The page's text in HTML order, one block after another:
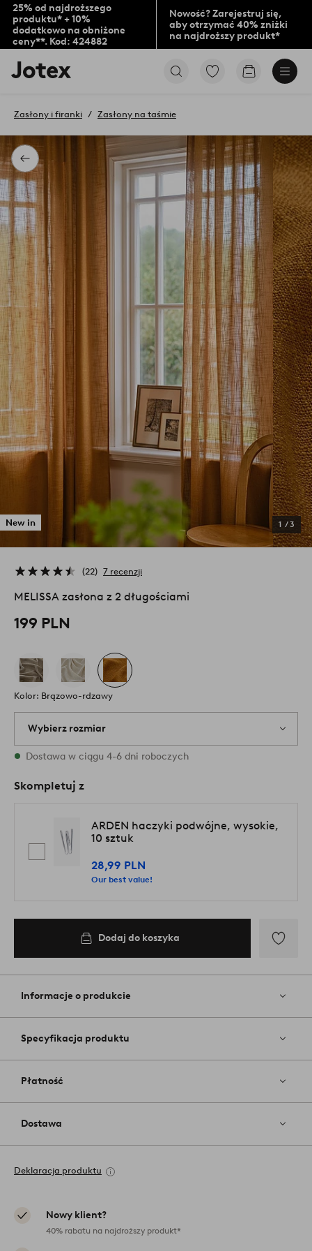
25% od najdroższego
produktu* + 10%
dodatkowo na obniżone
ceny**. Kod: 424882
Nowość? Zarejestruj się,
aby otrzymać 40% zniżki
na najdroższy produkt*
Logo
Jotex
na
stronę
PrzejdźPrzejdź
Powrót
Zasłony i firanki Zasłony na taśmie
New in 1 /3
22 7 recenzji
MELISSA zasłona z 2 długościami
199 PLN
Kolor: Brązowo-rdzawy
Wybierz rozmiar
{variants} rozmiary są dostępne w magazynie
Dostawa w ciągu 4-6 dni roboczych
Skompletuj z
ARDEN haczyki podwójne, wysokie,
10 sztuk
28,99 PLN
Our best value!
Dodaj do koszyka
do
Informacje o produkcie
Specyfikacja produktu
Płatność
Dostawa
Deklaracja produktu
Nowy klient?
40% rabatu na najdroższy produkt*